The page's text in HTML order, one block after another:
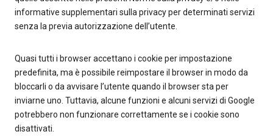
informative supplementari sulla privacy per determinati servizi
senza la previa autorizzazione dell’utente.
Quasi tutti i browser accettano i cookie per impostazione
predefinita, ma è possibile reimpostare il browser in modo da
bloccarli o da avvisare l’utente quando il browser sta per
inviarne uno. Tuttavia, alcune funzioni e alcuni servizi di Google
potrebbero non funzionare correttamente se i cookie sono
disattivati.